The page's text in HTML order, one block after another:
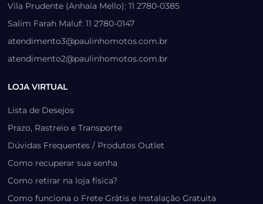
Vila Prudente (Anhaia Mello): 11 2780-0385
Salim Farah Maluf: 11 2780-0147
atendimento3@paulinhomotos.com.br
atendimento2@paulinhomotos.com.br
LOJA VIRTUAL
Lista de Desejos
Prazo, Rastreio e Transporte
Dúvidas Frequentes / Produtos Outlet
Como recuperar sua senha
Como retirar na loja física?
Como funciona o Frete Grátis e Instalação Gratuita